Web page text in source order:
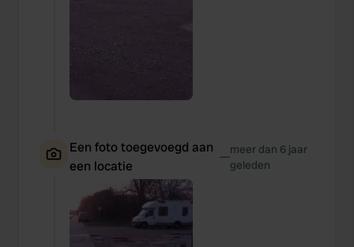
Een foto toegevoegd aan
een locatie
—meer dan 6 jaar
geleden